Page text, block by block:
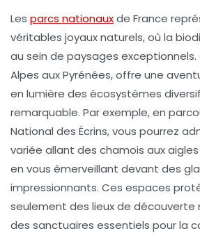
Les parcs nationauxde France
véritables joyaux naturels, où la
au sein de paysages
Alpes aux Pyrénées, offre une
en lumière des écosystèmes
remarquable. Par exemple, en
National des Écrins, vous pourrez
variée allant des chamois aux
en vous émerveillant devant des
impressionnants. Ces espaces
seulement des lieux de découverte
des sanctuaires essentiels pour la